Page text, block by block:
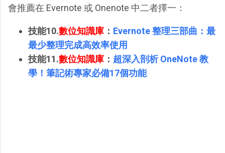
會推薦在 Evernote 或 Onenote 中二者擇一：
技能10.數位知識庫 ： Evernote 整理三部曲：最
最少整理完成高效率使用
技能11.數位知識庫 ： 超深入剖析 OneNote 教
學！筆記術專家必備17個功能